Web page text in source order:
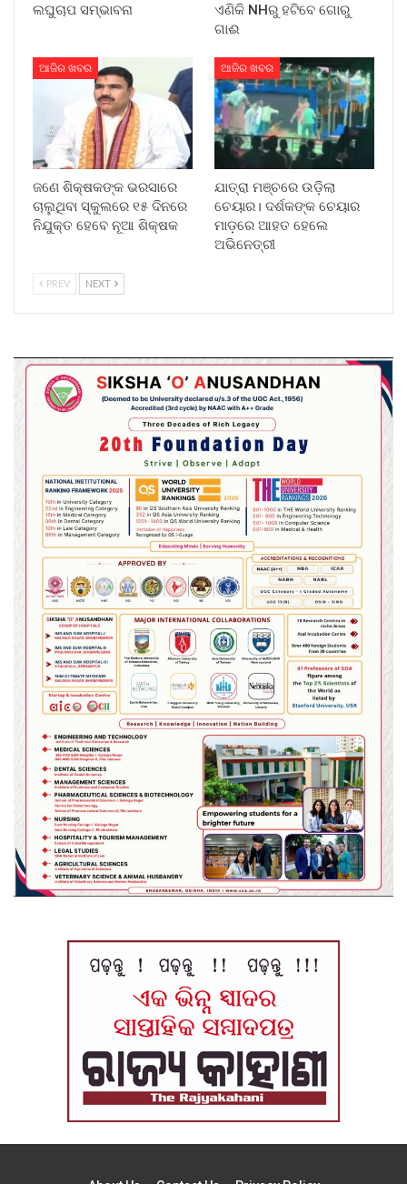
ଲଘୁଚାପ ସମ୍ଭାବନା
ଏଣିକି NHରୁ ହଟିବେ ଗୋରୁ
ଗାଈ
ଆଜିର ଖବର
ଜଣେ ଶିକ୍ଷକଙ୍କ ଭରସାରେ
ଚାଲୁଥିବା ସ୍କୁଲରେ ୧୫ ଦିନରେ
ନିଯୁକ୍ତ ହେବେ ନୂଆ ଶିକ୍ଷକ
ଆଜିର ଖବର
ଯାତ୍ରା ମଞ୍ଚରେ ଉଡ଼ିଲା
ଚେୟାର। ଦର୍ଶକଙ୍କ ଚେୟାର
ମାଡ଼ରେ ଆହତ ହେଲେ
ଅଭିନେତ୍ରୀ
PREV NEXT